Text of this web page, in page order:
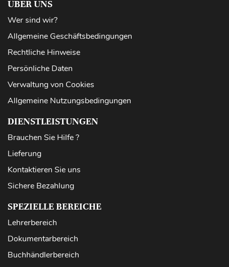
ÜBER UNS
Wer sind wir?
Allgemeine Geschäftsbedingungen
Rechtliche Hinweise
Persönliche Daten
Verwaltung von Cookies
Allgemeine Nutzungsbedingungen
DIENSTLEISTUNGEN
Brauchen Sie Hilfe ?
Lieferung
Kontaktieren Sie uns
Sichere Bezahlung
SPEZIELLE BEREICHE
Lehrerbereich
Dokumentarbereich
Buchhändlerbereich